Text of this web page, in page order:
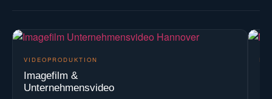
VIDEOPRODUKTION
Imagefilm &
Unternehmensvideo